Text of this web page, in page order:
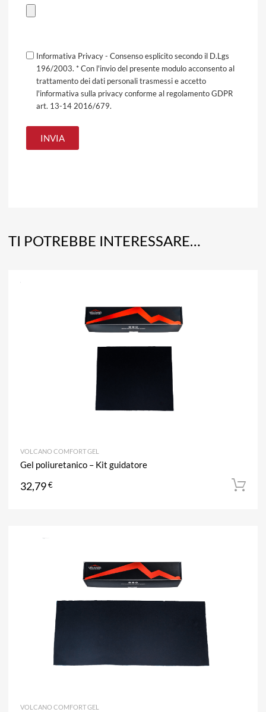
Informativa Privacy - Consenso esplicito secondo il D.Lgs
196/2003. * Con l'invio del presente modulo acconsento al
trattamento dei dati personali trasmessi e accetto
l'informativa sulla privacy conforme al regolamento GDPR
art. 13-14 2016/679.
TI POTREBBE INTERESSARE…
VOLCANO COMFORT GEL
Gel poliuretanico – Kit guidatore
32,79€
VOLCANO COMFORT GEL